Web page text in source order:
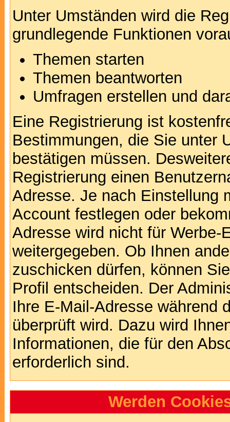
Unter Umständen wird die
grundlegende Funktionen
Themen starten
Themen beantworten
Umfragen erstellen und
Eine Registrierung ist
Bestimmungen, die Sie unter
bestätigen müssen.
Registrierung einen
Adresse. Je nach Einstellung
Account festlegen oder
Adresse wird nicht für
weitergegeben. Ob Ihnen
zuschicken dürfen, können
Profil entscheiden. Der
Ihre E-Mail-Adresse während
überprüft wird. Dazu wird
Informationen, die für den
erforderlich sind.
Werden